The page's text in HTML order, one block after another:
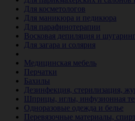
Для косметологов
Для маникюра и педикюра
Для парафинотерапии
Восковая депиляция и шугаринг
Для загара и солярия
Медицинская мебель
Перчатки
Бахилы
Дезинфекция, стерилизация,
Шприцы, иглы, инфузионная
Одноразовые одежда и белье
Перевязочные материалы,